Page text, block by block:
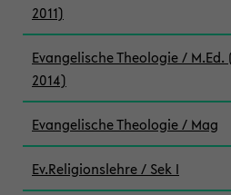
2011)
Evangelische Theologie /
2014)
Evangelische Theologie / Mag
Ev.Religionslehre / Sek I